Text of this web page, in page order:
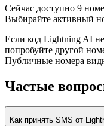
Сейчас доступно 9
Выбирайте активный
Если код Lightning AI
попробуйте другой
Публичные номера
Частые
Как принять SMS от